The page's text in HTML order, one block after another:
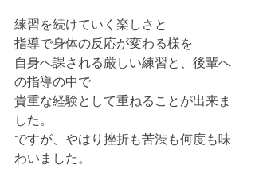
練習を続けていく楽しさと
指導で身体の反応が変わる様を
自身へ課される厳しい練習と、後輩へ
の指導の中で
貴重な経験として重ねることが出来ま
した。
ですが、やはり挫折も苦渋も何度も味
わいました。